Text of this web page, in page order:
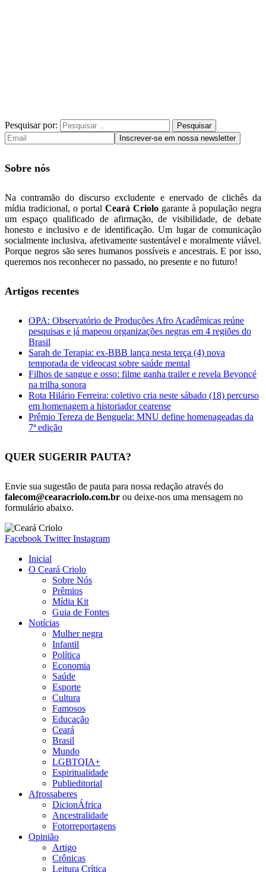
Pesquisar por:
Sobre nós
Na contramão do discurso excludente e enervado de clichês da
mídia tradicional, o portal Ceará Criolo garante à população negra
um espaço qualificado de afirmação, de visibilidade, de debate
honesto e inclusivo e de identificação. Um lugar de comunicação
socialmente inclusiva, afetivamente sustentável e moralmente viável.
Porque negros são seres humanos possíveis e ancestrais. E por isso,
queremos nos reconhecer no passado, no presente e no futuro!
Artigos recentes
OPA: Observatório de Produções Afro Acadêmicas reúne
pesquisas e já mapeou organizações negras em 4 regiões do
Brasil
Sarah de Terapia: ex-BBB lança nesta terça (4) nova
temporada de videocast sobre saúde mental
Filhos de sangue e osso: filme ganha trailer e revela Beyoncé
na trilha sonora
Rota Hilário Ferreira: coletivo cria neste sábado (18) percurso
em homenagem a historiador cearense
Prêmio Tereza de Benguela: MNU define homenageadas da
7ª edição
QUER SUGERIR PAUTA?
Envie sua sugestão de pauta para nossa redação através do
falecom@cearacriolo.com.br ou deixe-nos uma mensagem no
formulário abaixo.
Facebook Twitter Instagram
Inicial
O Ceará Criolo
Sobre Nós
Prêmios
Mídia Kit
Guia de Fontes
Notícias
Mulher negra
Infantil
Política
Economia
Saúde
Esporte
Cultura
Famosos
Educação
Ceará
Brasil
Mundo
LGBTQIA+
Espiritualidade
Publieditorial
Afrossaberes
DicionÁfrica
Ancestralidade
Fotorreportagens
Opinião
Artigo
Crônicas
Leitura Crítica